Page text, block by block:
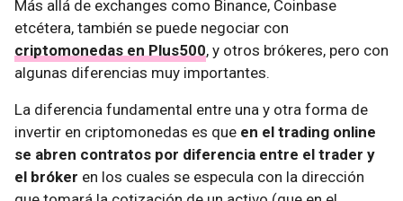
Más allá de exchanges como Binance, Coinbase
etcétera, también se puede negociar con
criptomonedas en Plus500, y otros brókeres, pero con
algunas diferencias muy importantes.
La diferencia fundamental entre una y otra forma de
invertir en criptomonedas es que en el trading online
se abren contratos por diferencia entre el trader y
el bróker en los cuales se especula con la dirección